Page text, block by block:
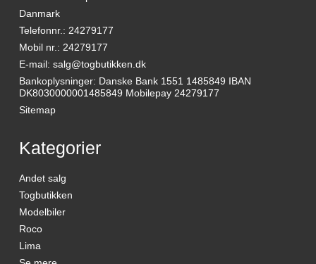
Danmark
Telefonnr. : 24279177
Mobil nr. : 24279177
E-mail: salg@togbutikken.dk
Bankoplysninger: Danske Bank 1551 1485849 IBAN
DK8030000001485849 Mobilepay 24279177
Sitemap
Kategorier
Andet salg
Togbutikken
Modelbiler
Roco
Lima